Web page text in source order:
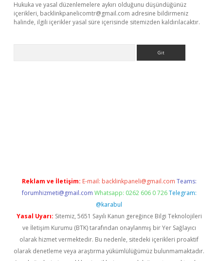
Hukuka ve yasal düzenlemelere aykırı olduğunu düşündüğünüz
içerikleri, backlinkpanelicomtr@gmail.com adresine bildirmeniz
halinde, ilgili içerikler yasal süre içerisinde sitemizden kaldırılacaktır.
Reklam ve İletişim: E-mail: backlinkpaneli@gmail.com Teams:
forumhizmeti@gmail.com Whatsapp: 0262 606 0 726 Telegram:
@karabul
Yasal Uyarı: Sitemiz, 5651 Sayılı Kanun gereğince Bilgi Teknolojileri
ve İletişim Kurumu (BTK) tarafından onaylanmış bir Yer Sağlayıcı
olarak hizmet vermektedir. Bu nedenle, sitedeki içerikleri proaktif
olarak denetleme veya araştırma yükümlülüğümüz bulunmamaktadır.